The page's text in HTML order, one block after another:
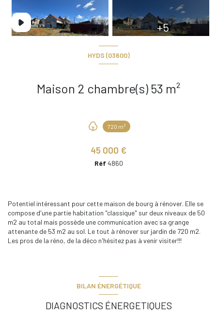
+5
HYDS (03600)
Maison 2 chambre(s) 53 m²
720 m²
45 000 €
Réf 4860
Potentiel intéressant pour cette maison de bourg à rénover. Elle se
compose d'une partie habitation "classique" sur deux niveaux de 50
m2 au total mais possède une communication avec sa grange
attenante de 53 m2 au sol. Le tout à rénover sur jardin de 720 m2.
Les pros de la réno, de la déco n'hésitez pas à venir visiter!!!
BILAN ÉNERGÉTIQUE
DIAGNOSTICS ÉNERGETIQUES